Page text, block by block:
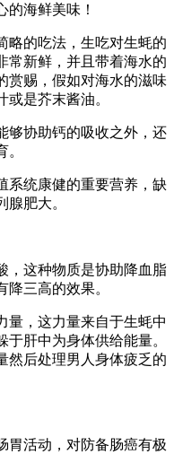
的海鲜美味！
略的吃法，生吃对生蚝的
常新鲜，并且带着海水的
赏赐，假如对海水的滋味
是芥末酱油。
够协助钙的吸收之外，还
系统康健的重要营养，缺
肥大。
，这种物质是协助降血脂
三高的效果。
量，这力量来自于生蚝中
肝中为身体供给能量。
然后处理男人身体疲乏的
胃活动，对防备肠癌有极